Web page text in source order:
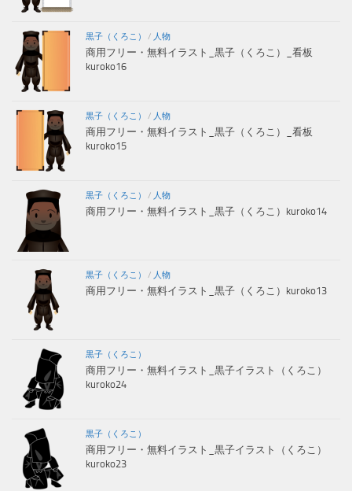
黒子（くろこ） / 人物
商用フリー・無料イラスト_黒子（くろこ）_看板
kuroko16
黒子（くろこ） / 人物
商用フリー・無料イラスト_黒子（くろこ）_看板
kuroko15
黒子（くろこ） / 人物
商用フリー・無料イラスト_黒子（くろこ）kuroko14
黒子（くろこ） / 人物
商用フリー・無料イラスト_黒子（くろこ）kuroko13
黒子（くろこ）
商用フリー・無料イラスト_黒子イラスト（くろこ）
kuroko24
黒子（くろこ）
商用フリー・無料イラスト_黒子イラスト（くろこ）
kuroko23